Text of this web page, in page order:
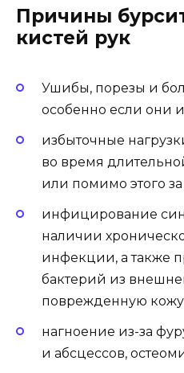
Причины
кистей рук
Ушибы, порезы и
особенно если они
избыточные
во время
или помимо этого
инфицирование
наличии
инфекции, а также
бактерий из
поврежденную
нагноение из-за
и абсцессов,